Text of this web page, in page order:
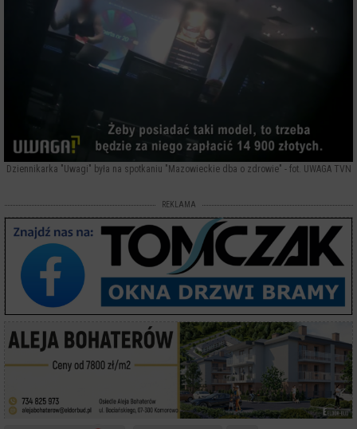
Dziennikarka "Uwagi" była na spotkaniu "Mazowieckie dba o zdrowie" - fot. UWAGA TVN
REKLAMA